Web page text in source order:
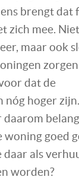
brengt dat
zich mee.
maar ook
dat de
nóg hoger
daarom
woning goed
daar als
worden?